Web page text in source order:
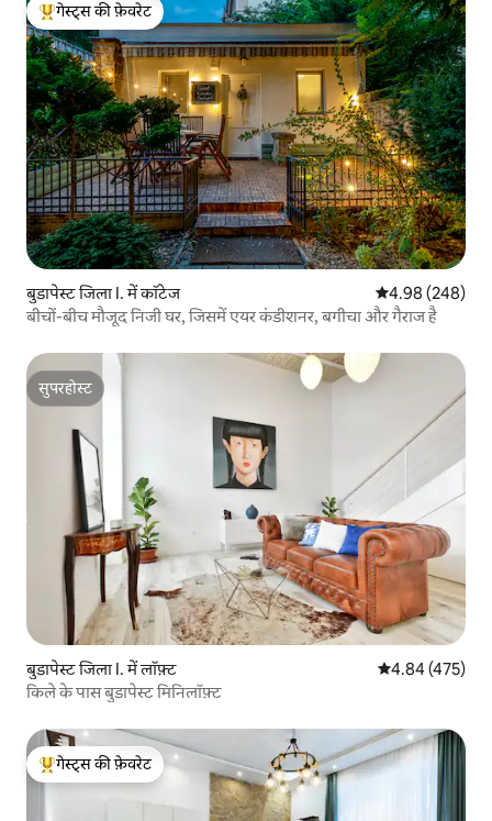
गेस्ट्स का टॉप फ़ेवरेट
गेस्ट्स की फ़ेवरेट
बुडापेस्ट जिला I. में कॉटेज औसत रेटिंग 5 में से
4.98 (248)
बीचों-बीच मौजूद निजी घर, जिसमें एयर कंडीशनर, बगीचा और गैराज है
सुपरहोस्ट
सुपरहोस्ट
बुडापेस्ट जिला I. में लॉफ़्ट औसत रेटिंग 5 में से
4.84 (475)
किले के पास बुडापेस्ट मिनिलॉफ़्ट
गेस्ट्स का टॉप फ़ेवरेट
गेस्ट्स की फ़ेवरेट